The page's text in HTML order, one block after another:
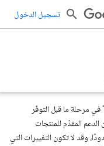
تسجيل الدخول
في مرحلة ما قبل التوفّر
الدعم المقدّم للمنتجات
وقد لا تكون التغييرات التي